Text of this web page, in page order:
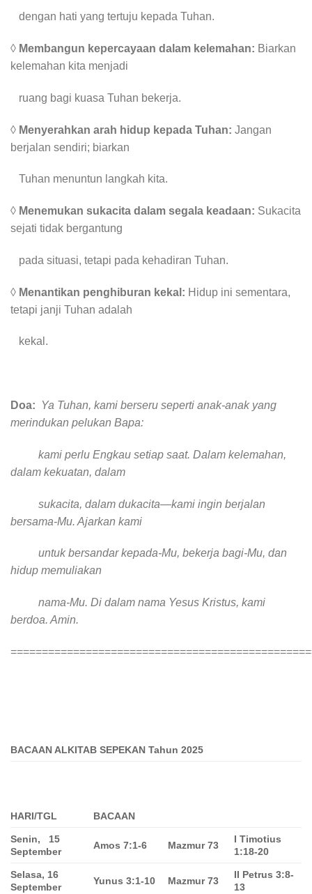
dengan hati yang tertuju kepada Tuhan.
◊ Membangun kepercayaan dalam kelemahan: Biarkan
kelemahan kita menjadi
ruang bagi kuasa Tuhan bekerja.
◊ Menyerahkan arah hidup kepada Tuhan: Jangan
berjalan sendiri; biarkan
Tuhan menuntun langkah kita.
◊ Menemukan sukacita dalam segala keadaan: Sukacita
sejati tidak bergantung
pada situasi, tetapi pada kehadiran Tuhan.
◊ Menantikan penghiburan kekal: Hidup ini sementara,
tetapi janji Tuhan adalah
kekal.
Doa:
Ya Tuhan, kami berseru seperti anak-anak yang
merindukan pelukan Bapa:
kami perlu Engkau setiap saat. Dalam kelemahan,
dalam kekuatan, dalam
sukacita, dalam dukacita—kami ingin berjalan
bersama-Mu. Ajarkan kami
untuk bersandar kepada-Mu, bekerja bagi-Mu, dan
hidup memuliakan
nama-Mu. Di dalam nama Yesus Kristus, kami
berdoa. Amin.
BACAAN ALKITAB SEPEKAN Tahun 2025
HARI/TGL BACAAN
Senin, 15
September
Amos 7:1-6 Mazmur 73
I Timotius
1:18-20
Selasa, 16
September
Yunus 3:1-10 Mazmur 73
II Petrus 3:8-
13